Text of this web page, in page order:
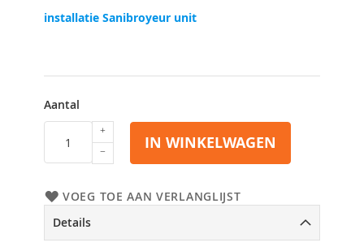
installatie Sanibroyeur unit
Aantal
IN WINKELWAGEN
VOEG TOE AAN VERLANGLIJST
Details